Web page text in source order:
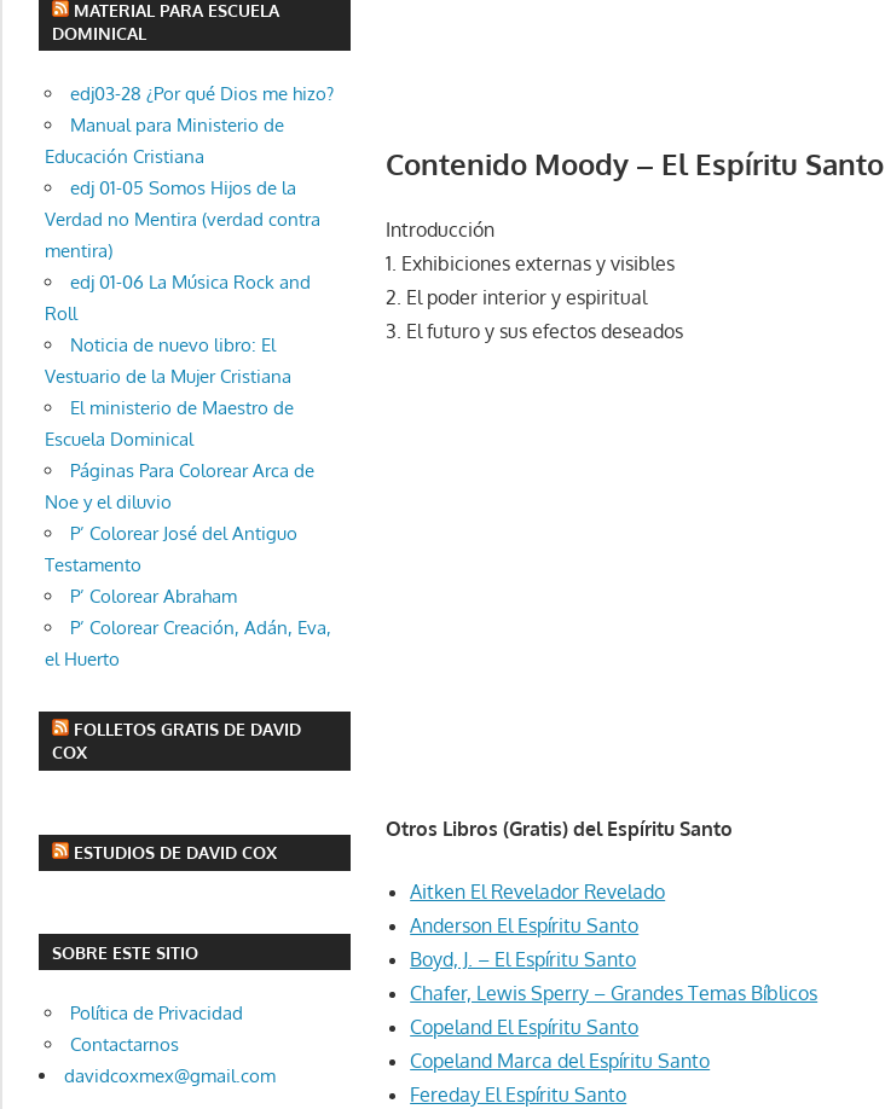
Contenido Moody – El Espíritu Santo
Introducción
1. Exhibiciones externas y visibles
2. El poder interior y espiritual
3. El futuro y sus efectos deseados
Otros Libros (Gratis) del Espíritu Santo
Aitken El Revelador Revelado
Anderson El Espíritu Santo
Boyd, J. – El Espíritu Santo
Chafer, Lewis Sperry – Grandes Temas Bíblicos
Copeland El Espíritu Santo
Copeland Marca del Espíritu Santo
Fereday El Espíritu Santo
MATERIAL PARA ESCUELA
DOMINICAL
edj03-28 ¿Por qué Dios me hizo?
Manual para Ministerio de
Educación Cristiana
edj 01-05 Somos Hijos de la
Verdad no Mentira (verdad contra
mentira)
edj 01-06 La Música Rock and
Roll
Noticia de nuevo libro: El
Vestuario de la Mujer Cristiana
El ministerio de Maestro de
Escuela Dominical
Páginas Para Colorear Arca de
Noe y el diluvio
P’ Colorear José del Antiguo
Testamento
P’ Colorear Abraham
P’ Colorear Creación, Adán, Eva,
el Huerto
FOLLETOS GRATIS DE DAVID
COX
ESTUDIOS DE DAVID COX
SOBRE ESTE SITIO
Política de Privacidad
Contactarnos
davidcoxmex@gmail.com